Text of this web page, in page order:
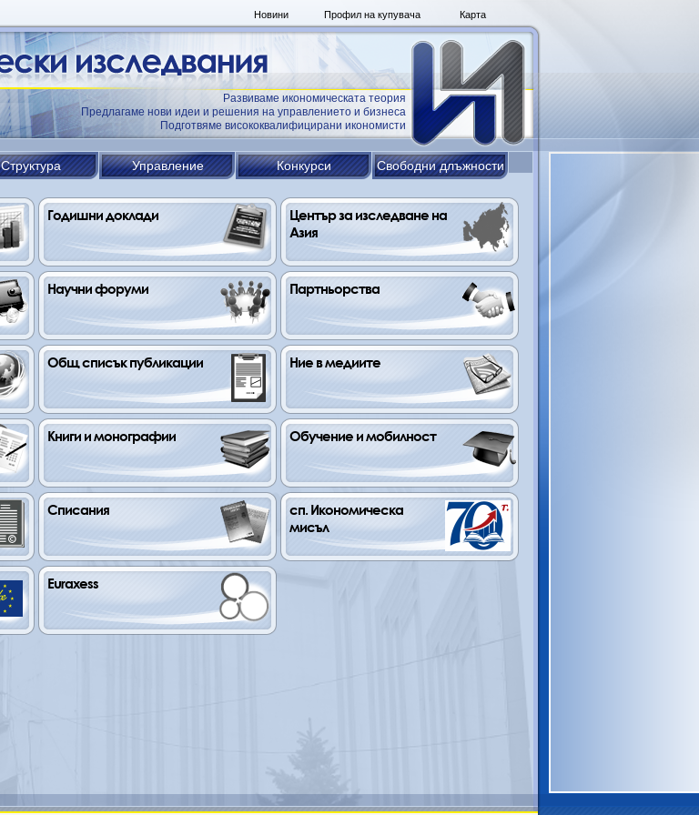
Карта
Профил на купувача
Новини
Развиваме икономическата теория
Предлагаме нови идеи и решения на управлението и бизнеса
Подготвяме висококвалифицирани икономисти
Структура Управление Конкурси Свободни длъжности
Годишни доклади
Научни форуми
Общ списък публикации
Книги и монографии
Списания
Euraxess
Център за изследване на
Азия
Партньорства
Ние в медиите
Обучение и мобилност
сп. Икономическа
мисъл